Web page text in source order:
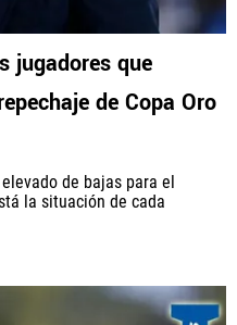
jugadores que
de Copa Oro
de bajas para el
la situación de cada